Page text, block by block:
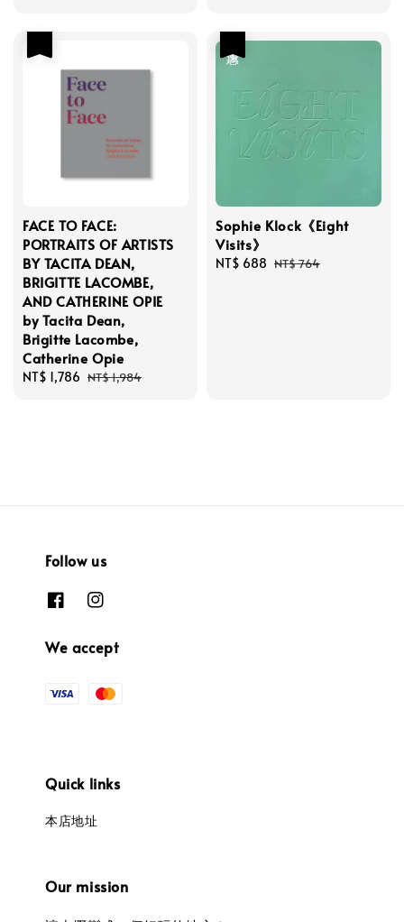
FACE TO FACE:
PORTRAITS OF ARTISTS
BY TACITA DEAN,
BRIGITTE LACOMBE,
AND CATHERINE OPIE
by Tacita Dean,
Brigitte Lacombe,
Catherine Opie
Sale
NT$ 1,786 Regular
NT$ 1,984
Sophie Klock《Eight
Visits》
Sale
NT$ 688 Regular
NT$ 764
Follow us
We accept
Quick links
本店地址
Our mission